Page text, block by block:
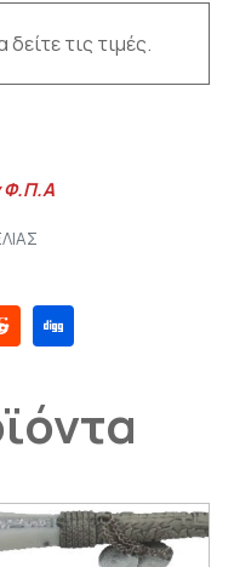
δείτε τις τιμές.
Φ.Π.Α